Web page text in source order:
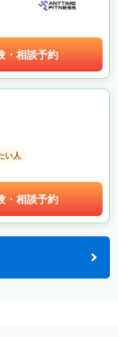
・相談予約
い人
・相談予約